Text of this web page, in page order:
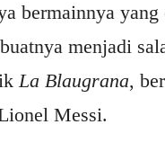
bermainnya
menjadi
La Blaugrana,
Messi.